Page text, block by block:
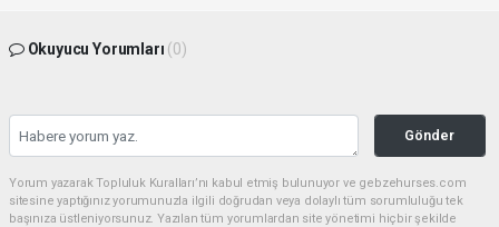
Okuyucu Yorumları (0)
Gönder
Yorum yazarak Topluluk Kuralları’nı kabul etmiş bulunuyor ve gebzehurses.com
sitesine yaptığınız yorumunuzla ilgili doğrudan veya dolaylı tüm sorumluluğu tek
başınıza üstleniyorsunuz. Yazılan tüm yorumlardan site yönetimi hiçbir şekilde